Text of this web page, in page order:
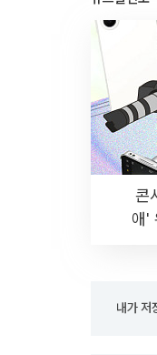
콘
애'
내가 저